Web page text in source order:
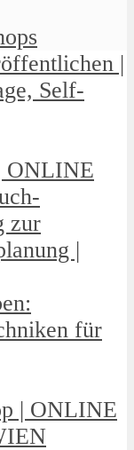
|
Self-
ONLINE
zur
|
für
| ONLINE